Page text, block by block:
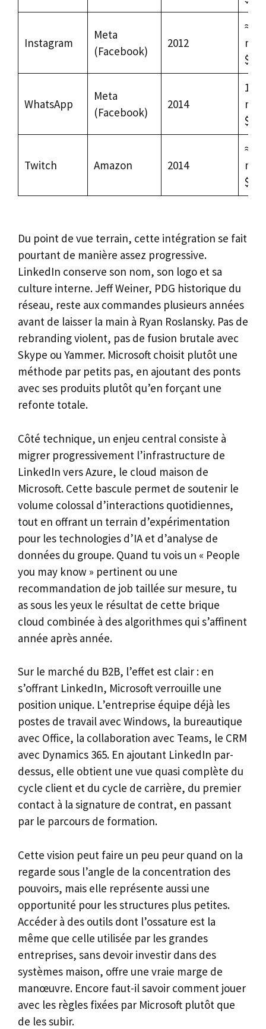
Instagram
Meta
(Facebook)
2012
≈ 1
$
WhatsApp
Meta
(Facebook)
2014
19
$
Twitch Amazon 2014
≈
$
Du point de vue terrain, cette intégration se fait
pourtant de manière assez progressive.
LinkedIn conserve son nom, son logo et sa
culture interne. Jeff Weiner, PDG historique du
réseau, reste aux commandes plusieurs années
avant de laisser la main à Ryan Roslansky. Pas de
rebranding violent, pas de fusion brutale avec
Skype ou Yammer. Microsoft choisit plutôt une
méthode par petits pas, en ajoutant des ponts
avec ses produits plutôt qu’en forçant une
refonte totale.
Côté technique, un enjeu central consiste à
migrer progressivement l’infrastructure de
LinkedIn vers Azure, le cloud maison de
Microsoft. Cette bascule permet de soutenir le
volume colossal d’interactions quotidiennes,
tout en offrant un terrain d’expérimentation
pour les technologies d’IA et d’analyse de
données du groupe. Quand tu vois un « People
you may know » pertinent ou une
recommandation de job taillée sur mesure, tu
as sous les yeux le résultat de cette brique
cloud combinée à des algorithmes qui s’affinent
année après année.
Sur le marché du B2B, l’effet est clair : en
s’offrant LinkedIn, Microsoft verrouille une
position unique. L’entreprise équipe déjà les
postes de travail avec Windows, la bureautique
avec Office, la collaboration avec Teams, le CRM
avec Dynamics 365. En ajoutant LinkedIn par-
dessus, elle obtient une vue quasi complète du
cycle client et du cycle de carrière, du premier
contact à la signature de contrat, en passant
par le parcours de formation.
Cette vision peut faire un peu peur quand on la
regarde sous l’angle de la concentration des
pouvoirs, mais elle représente aussi une
opportunité pour les structures plus petites.
Accéder à des outils dont l’ossature est la
même que celle utilisée par les grandes
entreprises, sans devoir investir dans des
systèmes maison, offre une vraie marge de
manœuvre. Encore faut-il savoir comment jouer
avec les règles fixées par Microsoft plutôt que
de les subir.